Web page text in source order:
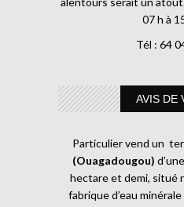
07 h à
Tél : 64
AVIS DE
Particulier vend un
(Ouagadougou)
hectare et demi, situé
fabrique d’eau